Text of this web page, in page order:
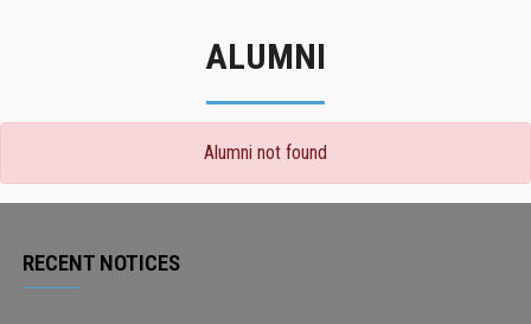
ALUMNI
Alumni not found
RECENT NOTICES